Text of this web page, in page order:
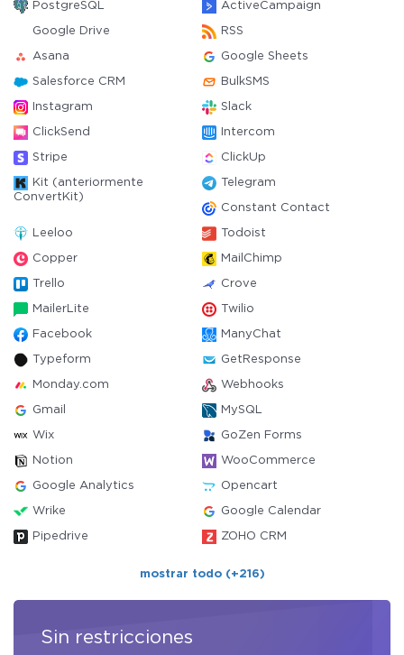
PostgreSQL ActiveCampaign
Google Drive RSS
Asana Google Sheets
Salesforce CRM BulkSMS
Instagram Slack
ClickSend Intercom
Stripe ClickUp
Kit (anteriormente
ConvertKit)
Telegram
Constant Contact
Leeloo Todoist
Copper MailChimp
Trello Crove
MailerLite Twilio
Facebook ManyChat
Typeform GetResponse
Monday.com Webhooks
Gmail MySQL
Wix GoZen Forms
Notion WooCommerce
Google Analytics Opencart
Wrike Google Calendar
Pipedrive ZOHO CRM
mostrar todo (+216)
Sin restricciones